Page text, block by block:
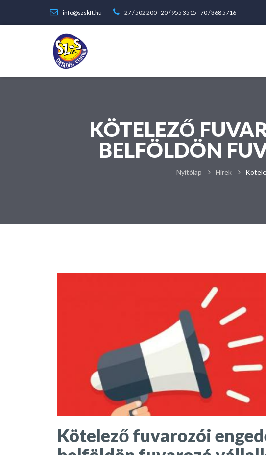
info@szskft.hu 27 / 502 200-20 / 955 3515 -70 / 368 5716
KÖTELEZŐ
BELFÖLDÖN
Nyitólap Hírek
Kötelező fuvarozói